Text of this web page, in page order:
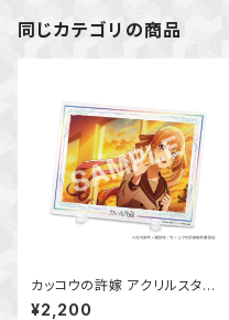
同じカテゴリの商品
カッコウの許嫁 アクリルスタン
ドボード (天野エリカ)
¥2,200